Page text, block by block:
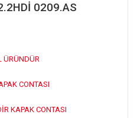
0209.AS
ÜRÜNDÜR
CONTASI
KAPAK CONTASI